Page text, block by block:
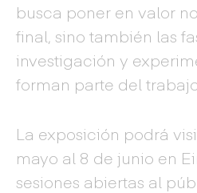
busca poner en valor
final, sino también las
investigación y
forman parte del
La exposición podrá
mayo al 8 de junio en
sesiones abiertas al